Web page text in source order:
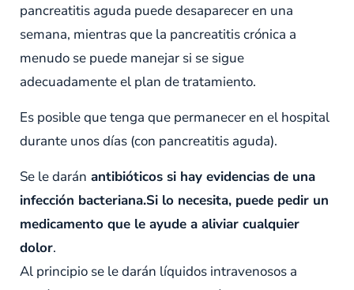
pancreatitis aguda puede desaparecer en una
semana, mientras que la pancreatitis crónica a
menudo se puede manejar si se sigue
adecuadamente el plan de tratamiento.
Es posible que tenga que permanecer en el hospital
durante unos días (con pancreatitis aguda).
Se le darán antibióticos si hay evidencias de una
infección bacteriana.Si lo necesita, puede pedir un
medicamento que le ayude a aliviar cualquier
dolor.
Al principio se le darán líquidos intravenosos a